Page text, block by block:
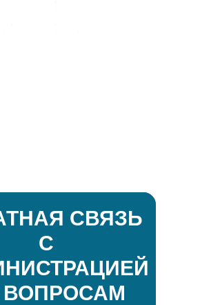
СВЯЗЬ
С
ВОПРОСАМ